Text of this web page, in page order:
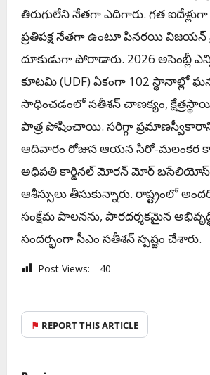
తిరుగులేని నేతగా ఎదిగారు. గత
ప్రతిపక్ష నేతగా ఉంటూ పినరయి విజయన్
దూకుడుగా పోరాడారు. 2026 అసెంబ్లీ
కూటమి (UDF) ఏకంగా 102 స్థానాల్లో
సాధించడంలో సతీశన్ చాణక్యం,
పాత్ర పోషించాయి. సరిగ్గా
ఆదివారం రోజున ఆయన సిరో-మలంకర
అధిపతి కార్డినల్ మోరన్ మోర్ బసేలియోస్
ఆశీస్సులు తీసుకున్నారు. రాష్ట్రంలో
సంక్షేమ పాలనను, పారదర్శకమైన
సందర్భంగా సీఎం సతీశన్ స్పష్టం చేశారు.
Post Views: 40
⚑ REPORT THIS ARTICLE